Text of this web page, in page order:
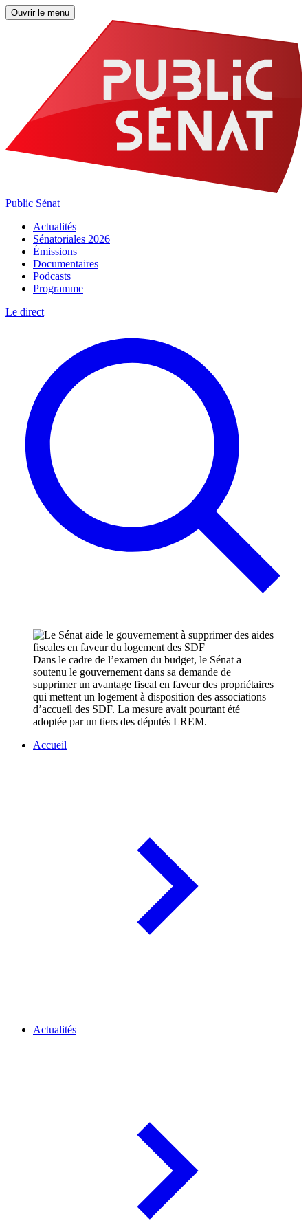
Ouvrir le menu
Public Sénat
Actualités
Sénatoriales 2026
Émissions
Documentaires
Podcasts
Programme
Le direct
Dans le cadre de l’examen du budget, le Sénat a
soutenu le gouvernement dans sa demande de
supprimer un avantage fiscal en faveur des propriétaires
qui mettent un logement à disposition des associations
d’accueil des SDF. La mesure avait pourtant été
adoptée par un tiers des députés LREM.
Accueil
Actualités